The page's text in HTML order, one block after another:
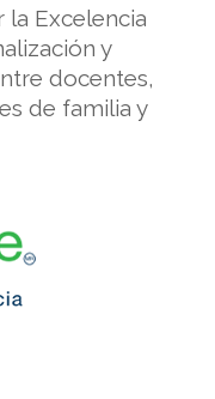
Excelencia
y
docentes,
de familia y